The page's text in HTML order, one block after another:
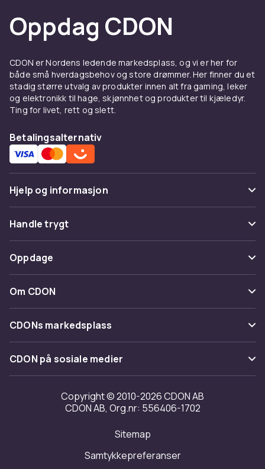
Mer tilbehør til Doro-
telefoner
tilbehørssortimentet for alle Doro-modeller
hos CDON.
Handle Doro 8080-tilbehør hos CDON og nyt
rask levering, enkle returer og bredt
Oppdag CDON
CDON er Nordens ledende markedsplass, og vi er her for
både små hverdagsbehov og store drømmer. Her finner du et
stadig større utvalg av produkter innen alt fra gaming, leker
og elektronikk til hage, skjønnhet og produkter til kjæledyr.
Ting for livet, rett og slett.
Betalingsalternativ
Hjelp og informasjon
Vanlige spørsmål
Spor pakke
Angre & returner her
Kontakt oss
Handle trygt
Betaling
Levering
Tilbakekallinger
Oppdage
Kategorier
Varemerker
Om CDON
Om oss
Kundeanmeldelser
Jobbe på CDON
Investor relations
Tilgjengelighet
CDONs markedsplass
Merchant Help Center
CDON på sosiale medier
Copyright © 2010-2026 CDON AB
CDON AB, Org.nr: 556406-1702
Sitemap
Samtykkepreferanser